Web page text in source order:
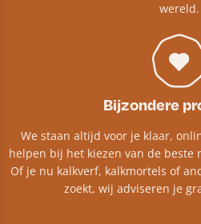
wereld.
Bijzondere
We staan altijd voor je klaar,
helpen bij het kiezen van de
Of je nu kalkverf, kalkmortels of
zoekt, wij adviseren je